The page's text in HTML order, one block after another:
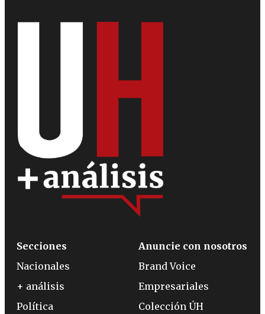
Secciones
Nacionales
+ análisis
Política
Anuncie con nosotros
Brand Voice
Empresariales
Colección ÚH